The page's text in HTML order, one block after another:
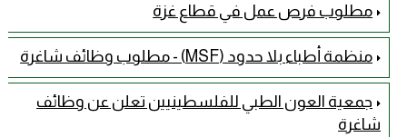
مطلوب فرص عمل في قطاع غزة
منظمة أطباء بلا حدود (MSF) - مطلوب وظائف شاغرة
جمعية العون الطبي للفلسطينيين تعلن عن وظائف
شاغرة